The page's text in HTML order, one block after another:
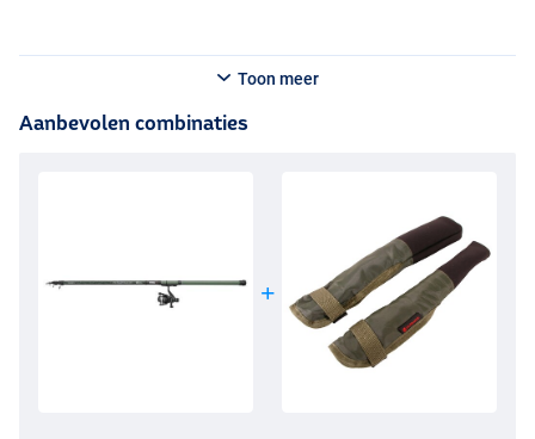
Toon meer
Aanbevolen combinaties